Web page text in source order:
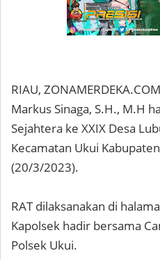
RIAU,
Markus Sinaga, S.H., M.H
Sejahtera ke XXIX Desa
Kecamatan Ukui
(20/3/2023).
RAT dilaksanakan di
Kapolsek hadir bersama
Polsek Ukui.